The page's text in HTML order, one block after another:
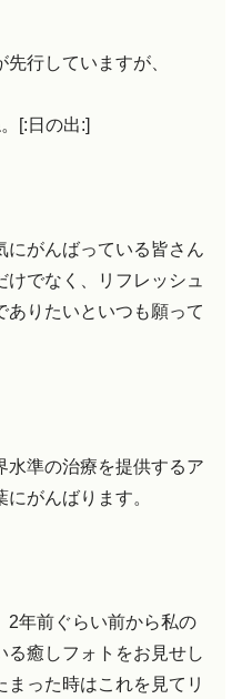
行していますが、
[:日の出:]
にがんばっている皆さん
でなく、リフレッシュ
ありたいといつも願って
水準の治療を提供するア
がんばります。
2年前ぐらい前から私の
る癒しフォトをお見せし
まった時はこれを見てリ